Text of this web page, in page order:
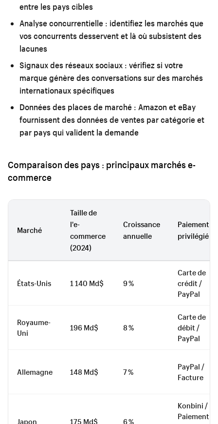
entre les pays cibles
Analyse concurrentielle : identifiez les marchés que
vos concurrents desservent et là où subsistent des
lacunes
Signaux des réseaux sociaux : vérifiez si votre
marque génère des conversations sur des marchés
internationaux spécifiques
Données des places de marché : Amazon et eBay
fournissent des données de ventes par catégorie et
par pays qui valident la demande
Comparaison des pays : principaux marchés e-
commerce
Marché
Taille de
l'e-
commerce
(2024)
Croissance
annuelle
Paiement
privilégié
États-Unis 1 140 Md$ 9 %
Carte de
crédit /
PayPal
Royaume-
Uni
196 Md$ 8 %
Carte de
débit /
PayPal
Allemagne 148 Md$ 7 %
PayPal /
Facture
Japon 175 Md$ 6 %
Konbini /
Paiement